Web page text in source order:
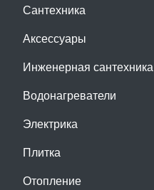
Сантехника
Аксессуары
Инженерная сантехника
Водонагреватели
Электрика
Плитка
Отопление